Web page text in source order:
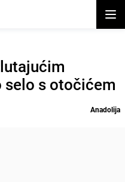
s otočićem
Anadolija